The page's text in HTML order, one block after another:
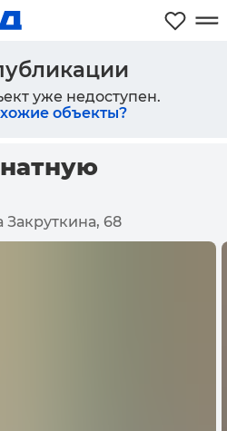
уже недоступен.
объекты?
Закруткина, 68